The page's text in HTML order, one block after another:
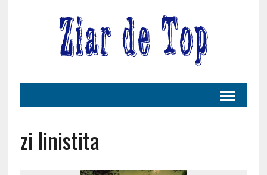
zi linistita